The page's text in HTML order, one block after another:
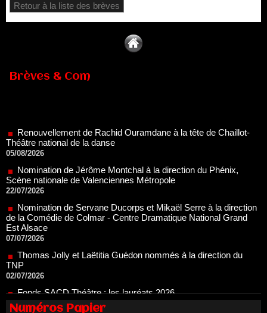
Retour à la liste des brèves
Brèves & Com
05/08/2026
Nomination de Jérôme Montchal à la direction du Phénix,
Scène nationale de Valenciennes Métropole
22/07/2026
Nomination de Servane Ducorps et Mikaël Serre à la direction
de la Comédie de Colmar - Centre Dramatique National Grand
07/07/2026
Thomas Jolly et Laëtitia Guédon nommés à la direction du
TNP
02/07/2026
Fonds SACD Théâtre : les lauréats 2026
23/06/2026
Dispositif ARTCENA Écrire pour le cirque, les lauréats 2026 !
20/06/2026
Numéros Papier